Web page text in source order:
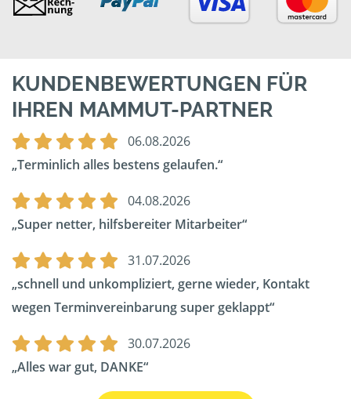
KUNDENBEWERTUNGEN FÜR
IHREN MAMMUT-PARTNER
06.08.2026
Terminlich alles bestens gelaufen.
04.08.2026
Super netter, hilfsbereiter Mitarbeiter
31.07.2026
schnell und unkompliziert, gerne wieder, Kontakt
wegen Terminvereinbarung super geklappt
30.07.2026
Alles war gut, DANKE